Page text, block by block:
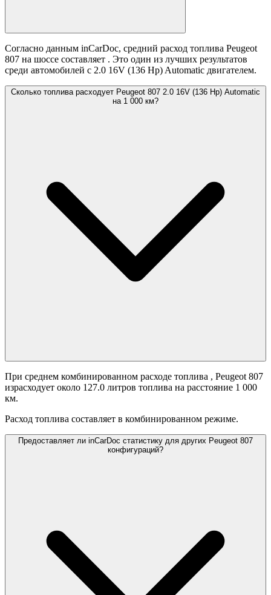
Согласно данным inCarDoc, средний расход топлива Peugeot
807 на шоссе составляет . Это один из лучших результатов
среди автомобилей с 2.0 16V (136 Hp) Automatic двигателем.
Сколько топлива расходует Peugeot 807 2.0 16V (136 Hp) Automatic
на 1 000 км?
При среднем комбинированном расходе топлива , Peugeot 807
израсходует около 127.0 литров топлива на расстояние 1 000
км.
Расход топлива составляет в комбинированном режиме.
Предоставляет ли inCarDoc статистику для других Peugeot 807
конфигураций?